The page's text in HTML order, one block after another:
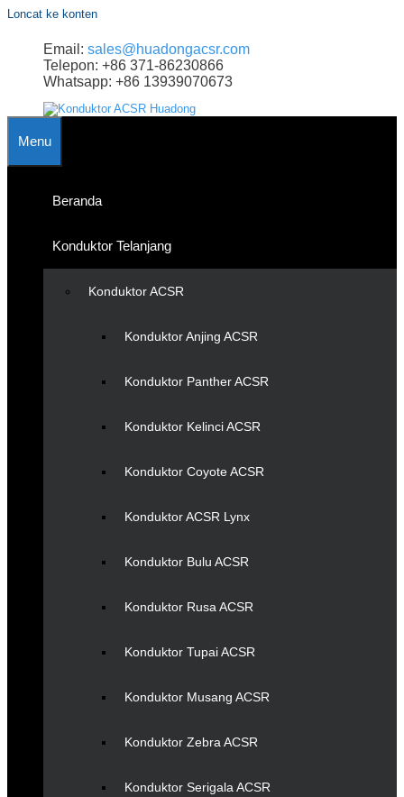
Loncat ke konten
Email: sales@huadongacsr.com
Telepon: +86 371-86230866
Whatsapp: +86 13939070673
Menu
Beranda
Konduktor Telanjang
Konduktor ACSR
Konduktor Anjing ACSR
Konduktor Panther ACSR
Konduktor Kelinci ACSR
Konduktor Coyote ACSR
Konduktor ACSR Lynx
Konduktor Bulu ACSR
Konduktor Rusa ACSR
Konduktor Tupai ACSR
Konduktor Musang ACSR
Konduktor Zebra ACSR
Konduktor Serigala ACSR